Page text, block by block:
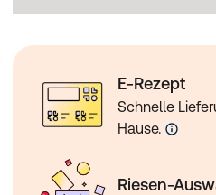
E-Rezept
Schnelle
Hause.
Riesen-